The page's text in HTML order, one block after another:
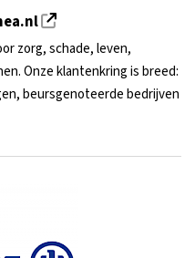
zorg, schade, leven,
Onze klantenkring is breed:
beursgenoteerde bedrijven